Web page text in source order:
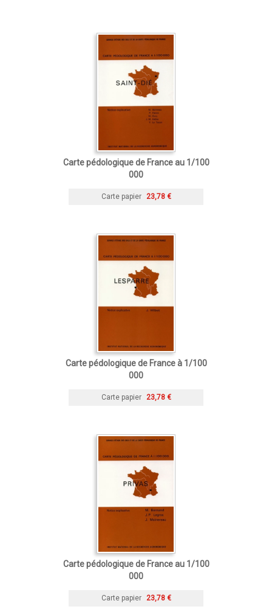
Carte pédologique de France au 1/100
000
Carte papier 23,78 €
Carte pédologique de France à 1/100
000
Carte papier 23,78 €
Carte pédologique de France au 1/100
000
Carte papier 23,78 €